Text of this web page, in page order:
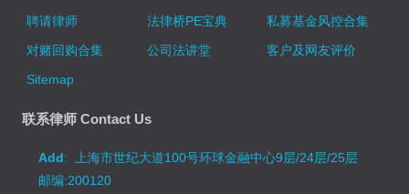
聘请律师
法律桥PE宝典
私募基金风控合集
对赌回购合集
公司法讲堂
客户及网友评价
Sitemap
联系律师 Contact Us
Add: 上海市世纪大道100号环球金融中心9层/24层/25层
邮编:200120